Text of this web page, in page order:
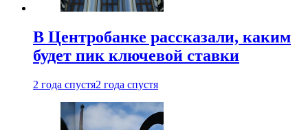
В Центробанке рассказали, каким
будет пик ключевой ставки
2 года спустя2 года спустя